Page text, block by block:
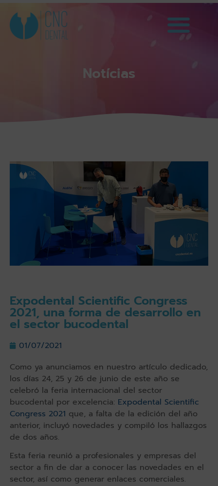
Notícias
Expodental Scientific Congress
2021, una forma de desarrollo en
el sector bucodental
01/07/2021
Como ya anunciamos en nuestro artículo dedicado,
los días 24, 25 y 26 de junio de este año se
celebró la feria internacional del sector
bucodental por excelencia: Expodental Scientific
Congress 2021 que, a falta de la edición del año
anterior, incluyó novedades y compiló los hallazgos
de dos años.
Esta feria reunió a profesionales y empresas del
sector a fin de dar a conocer las novedades en el
sector, así como generar enlaces comerciales.